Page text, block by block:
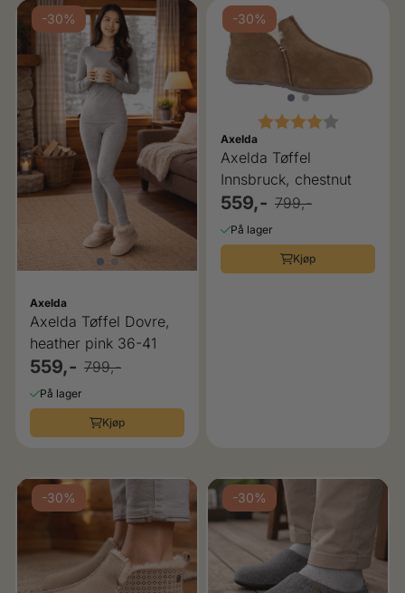
-30%
Axelda
Axelda Tøffel Dovre,
heather pink 36-41
559,- 799,-
På lager
Kjøp
-30%
Karakter:
Axelda
Axelda Tøffel
Innsbruck, chestnut
559,- 799,-
På lager
Kjøp
-30% -30%